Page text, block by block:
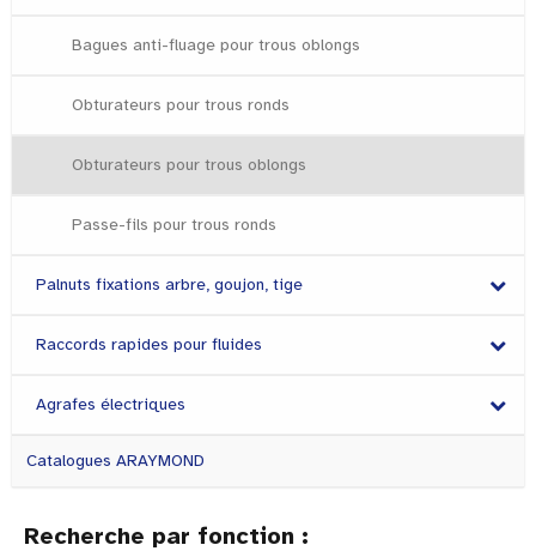
Bagues anti-fluage pour trous oblongs
Obturateurs pour trous ronds
Obturateurs pour trous oblongs
Passe-fils pour trous ronds
Palnuts fixations arbre, goujon, tige
Raccords rapides pour fluides
Agrafes électriques
Catalogues ARAYMOND
Recherche par fonction :